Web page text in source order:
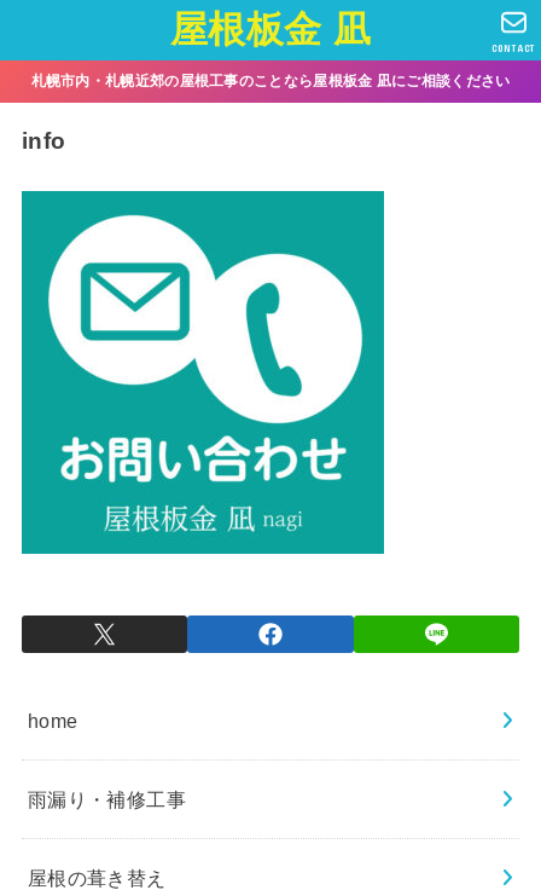
屋根板金 凪 CONTACT
札幌市内・札幌近郊の屋根工事のことなら屋根板金 凪にご相談ください
info
home
雨漏り・補修工事
屋根の葺き替え